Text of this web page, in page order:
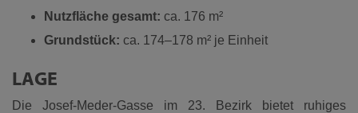
Nutzfläche gesamt: ca. 176 m²
Grundstück: ca. 174–178 m² je Einheit
LAGE
Die Josef-Meder-Gasse im 23. Bezirk bietet ruhiges